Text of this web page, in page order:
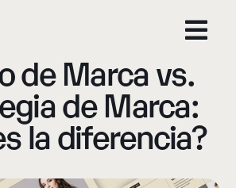
de Marca vs.
de Marca:
la diferencia?